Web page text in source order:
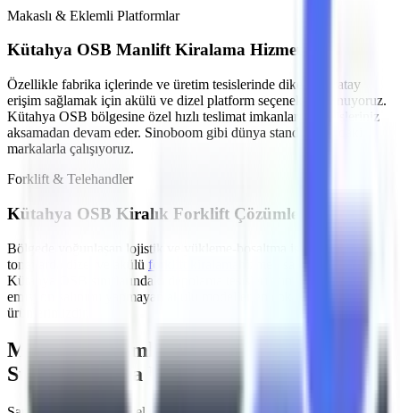
Makaslı & Eklemli Platformlar
Kütahya OSB Manlift Kiralama Hizmeti
Özellikle fabrika içlerinde ve üretim tesislerinde dikey ve yatay
erişim sağlamak için akülü ve dizel platform seçenekleri sunuyoruz.
Kütahya OSB bölgesine özel hızlı teslimat imkanlarımızla işleriniz
aksamadan devam eder. Sinoboom gibi dünya standartlarındaki
markalarla çalışıyoruz.
Forklift & Telehandler
Kütahya OSB Kiralık Forklift Çözümleri
Bölgede yoğunlaşan lojistik ve yükleme-boşaltma işleri
tonajlarda dizel ve akülü forklift kiralama
Kütahya OSB
sınırlarındaki depolama tesisleri için sessiz çalışan ve
emisyon salınımı yapmayan akülü modeller en çok tercih edilen
ürünlerimizdir.
MMO Denetimli ve İş Güvenliği
Standartlarına Uygun Filo